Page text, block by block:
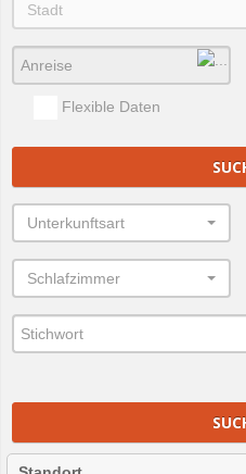
Stadt
Flexible Daten
Unterkunftsart
Schlafzimmer